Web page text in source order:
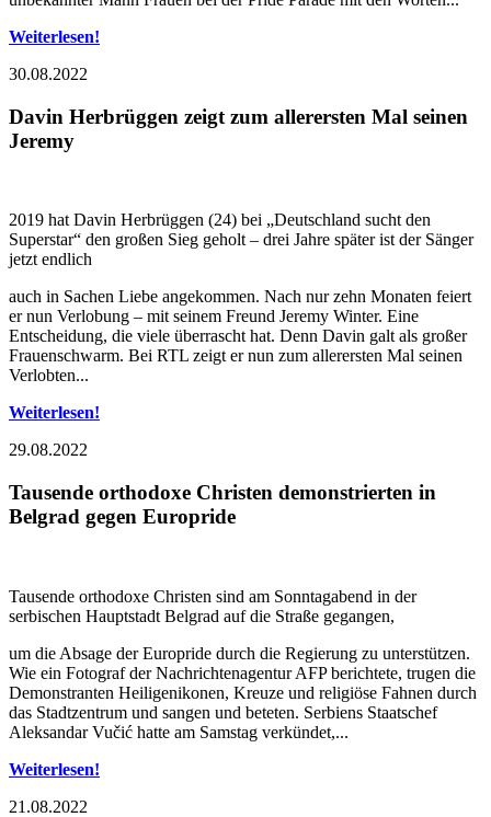
Weiterlesen!
30.08.2022
Davin Herbrüggen zeigt zum allerersten Mal seinen
Jeremy
2019 hat Davin Herbrüggen (24) bei „Deutschland sucht den
Superstar“ den großen Sieg geholt – drei Jahre später ist der Sänger
jetzt endlich
auch in Sachen Liebe angekommen. Nach nur zehn Monaten feiert
er nun Verlobung – mit seinem Freund Jeremy Winter. Eine
Entscheidung, die viele überrascht hat. Denn Davin galt als großer
Frauenschwarm. Bei RTL zeigt er nun zum allerersten Mal seinen
Verlobten...
Weiterlesen!
29.08.2022
Tausende orthodoxe Christen demonstrierten in
Belgrad gegen Europride
Tausende orthodoxe Christen sind am Sonntagabend in der
serbischen Hauptstadt Belgrad auf die Straße gegangen,
um die Absage der Europride durch die Regierung zu unterstützen.
Wie ein Fotograf der Nachrichtenagentur AFP berichtete, trugen die
Demonstranten Heiligenikonen, Kreuze und religiöse Fahnen durch
das Stadtzentrum und sangen und beteten. Serbiens Staatschef
Aleksandar Vučić hatte am Samstag verkündet,...
Weiterlesen!
21.08.2022